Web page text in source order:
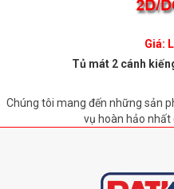
Giá:
Tủ mát 2 cánh
Chúng tôi mang đến những sản
vụ hoàn hảo nhất